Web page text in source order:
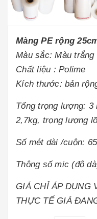
Màng PE rộng
Màu sắc: Màu trắng
Chất liệu : Polime
Kích thước: bản
Tổng trọng lượng: 3
2,7kg, trọng lượng
Số mét dài /cuộn:
Thông số mic (độ
GIÁ CHỈ ÁP DỤNG
THỰC TẾ GIÁ